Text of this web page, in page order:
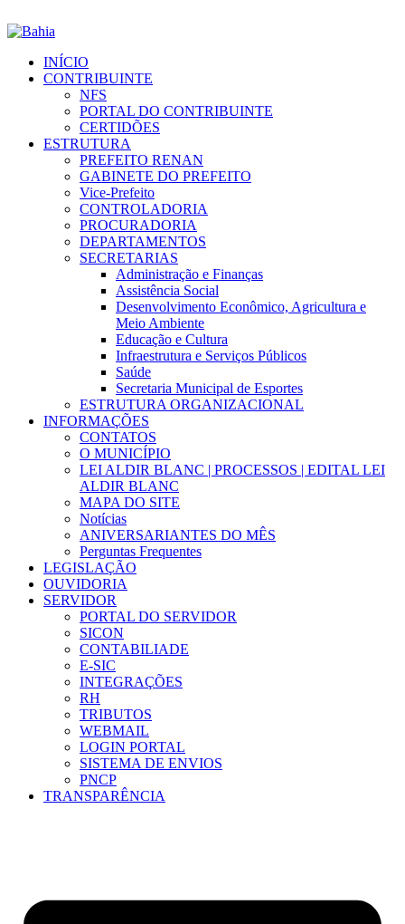
INÍCIO
CONTRIBUINTE
NFS
PORTAL DO CONTRIBUINTE
CERTIDÕES
ESTRUTURA
PREFEITO RENAN
GABINETE DO PREFEITO
Vice-Prefeito
CONTROLADORIA
PROCURADORIA
DEPARTAMENTOS
SECRETARIAS
Administração e Finanças
Assistência Social
Desenvolvimento Econômico, Agricultura e
Meio Ambiente
Educação e Cultura
Infraestrutura e Serviços Públicos
Saúde
Secretaria Municipal de Esportes
ESTRUTURA ORGANIZACIONAL
INFORMAÇÕES
CONTATOS
O MUNICÍPIO
LEI ALDIR BLANC | PROCESSOS | EDITAL LEI
ALDIR BLANC
MAPA DO SITE
Notícias
ANIVERSARIANTES DO MÊS
Perguntas Frequentes
LEGISLAÇÃO
OUVIDORIA
SERVIDOR
PORTAL DO SERVIDOR
SICON
CONTABILIADE
E-SIC
INTEGRAÇÕES
RH
TRIBUTOS
WEBMAIL
LOGIN PORTAL
SISTEMA DE ENVIOS
PNCP
TRANSPARÊNCIA